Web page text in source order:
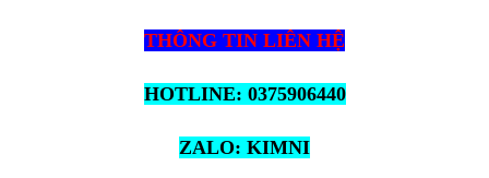
THÔNG TIN LIÊN HỆ
HOTLINE: 0375906440
ZALO: KIMNI